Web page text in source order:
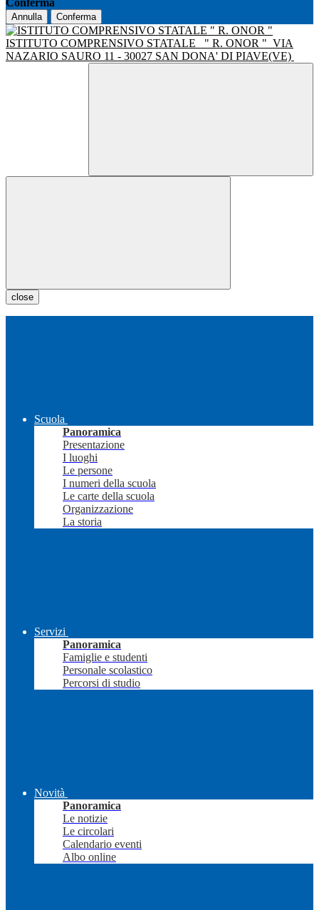
Conferma
Annulla Conferma
ISTITUTO COMPRENSIVO STATALE " R. ONOR " VIA
NAZARIO SAURO 11 - 30027 SAN DONA' DI PIAVE(VE)
close
Scuola
Panoramica
Presentazione
I luoghi
Le persone
I numeri della scuola
Le carte della scuola
Organizzazione
La storia
Servizi
Panoramica
Famiglie e studenti
Personale scolastico
Percorsi di studio
Novità
Panoramica
Le notizie
Le circolari
Calendario eventi
Albo online